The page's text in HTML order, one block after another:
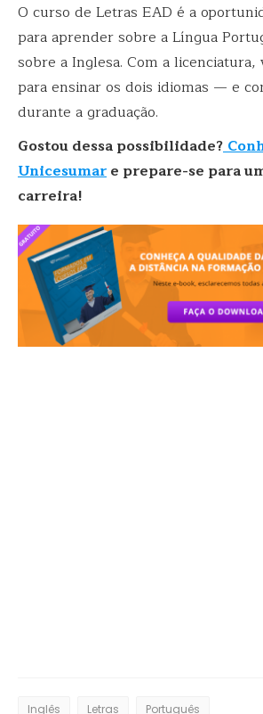
O curso de Letras EAD é a
para aprender sobre a Língua
sobre a Inglesa. Com a
para ensinar os dois idiomas — e
durante a graduação.
Gostou dessa possibilidade?
Unicesumare prepare-se para
carreira!
Inglês Letras Português